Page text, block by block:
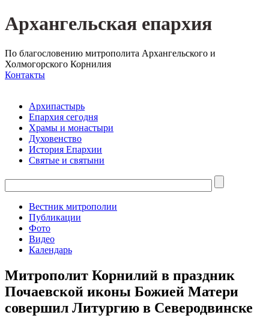
Архангельская епархия
По благословению митрополита Архангельского и
Холмогорского Корнилия
Контакты
Архипастырь
Епархия сегодня
Храмы и монастыри
Духовенство
История Епархии
Святые и святыни
Вестник митрополии
Публикации
Фото
Видео
Календарь
Митрополит Корнилий в праздник
Почаевской иконы Божией Матери
совершил Литургию в Северодвинске